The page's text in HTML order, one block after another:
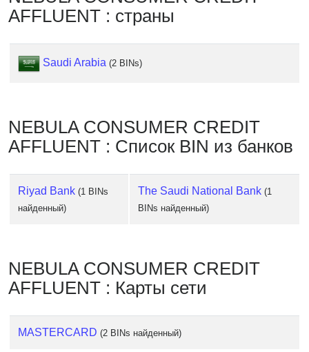
Lookup
BIN
Checker
AFFLUENT : страны
Saudi Arabia (2 BINs)
NEBULA CONSUMER CREDIT
AFFLUENT : Список BIN из банков
Riyad Bank (1 BINs
найденный)
The Saudi National Bank (1
BINs найденный)
NEBULA CONSUMER CREDIT
AFFLUENT : Карты сети
MASTERCARD (2 BINs найденный)